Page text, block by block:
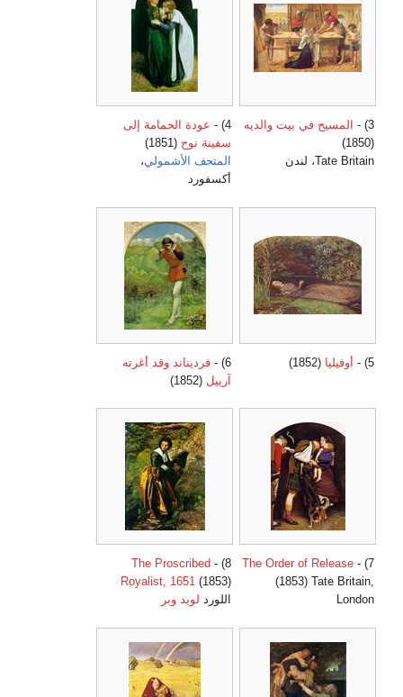
3) -
المسيح في بيت والديه
(1850)
Tate Britain، لندن
4) -
عودة الحمامة إلى
سفينة نوح (1851)
المتحف الأشمولي،
أكسفورد
5) - أوفيليا (1852)
6) -
فرديناند وقد أغرته
آرييل (1852)
7) -
The Order of Release
(1853) Tate Britain,
London
8) -
The Proscribed
Royalist, 1651 (1853)
اللورد لويد وبر